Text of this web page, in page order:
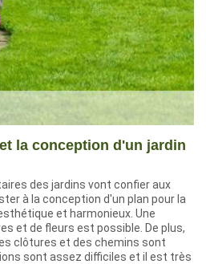
la conception d'un jardin
des jardins vont confier aux
à la conception d'un plan pour la
et harmonieux. Une
et de fleurs est possible. De plus,
clôtures et des chemins sont
sont assez difficiles et il est très